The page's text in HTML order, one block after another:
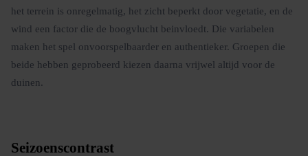
het terrein is onregelmatig, het zicht beperkt door vegetatie, en de
wind een factor die de boogvlucht beinvloedt. Die variabelen
maken het spel onvoorspelbaarder en authentieker. Groepen die
beide hebben geprobeerd kiezen daarna vrijwel altijd voor de
duinen.
Seizoenscontrast